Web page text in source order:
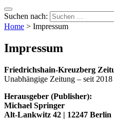
Suchen nach:
Home > Impressum
Impressum
Friedrichshain-Kreuzberg
Unabhängige Zeitung – seit 2018
Herausgeber (Publisher):
Michael Springer
Alt-Lankwitz 42 | 12247 Berlin